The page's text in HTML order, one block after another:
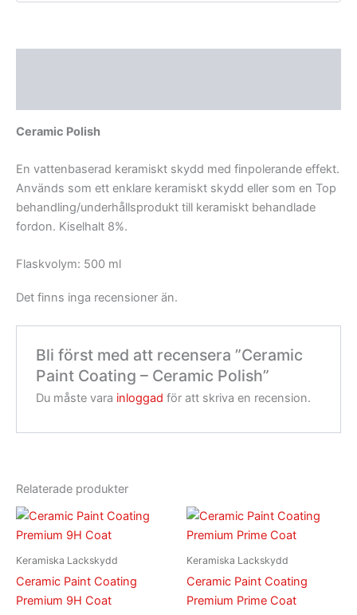
Ceramic Polish
En vattenbaserad keramiskt skydd med finpolerande effekt.
Används som ett enklare keramiskt skydd eller som en Top
behandling/underhållsprodukt till keramiskt behandlade
fordon. Kiselhalt 8%.
Flaskvolym: 500 ml
Det finns inga recensioner än.
Bli först med att recensera ”Ceramic
Paint Coating – Ceramic Polish”
Du måste vara inloggad för att skriva en recension.
Relaterade produkter
Keramiska Lackskydd
Ceramic Paint Coating
Premium 9H Coat
Keramiska Lackskydd
Ceramic Paint Coating
Premium Prime Coat